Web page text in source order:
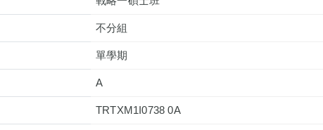
不分組
單學期
A
TRTXM1I0738 0A